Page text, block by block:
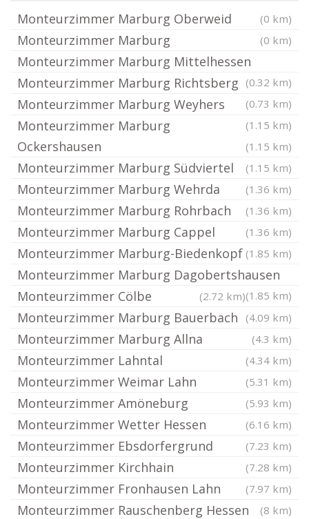
Monteurzimmer Marburg Oberweid (0 km)
Monteurzimmer Marburg (0 km)
Monteurzimmer Marburg Mittelhessen
(0.32 km)
Monteurzimmer Marburg Richtsberg
(0.73 km)
Monteurzimmer Marburg Weyhers
(1.15 km)
Monteurzimmer Marburg
Ockershausen
(1.15 km)
Monteurzimmer Marburg Südviertel (1.15 km)
Monteurzimmer Marburg Wehrda (1.36 km)
Monteurzimmer Marburg Rohrbach (1.36 km)
Monteurzimmer Marburg Cappel (1.36 km)
Monteurzimmer Marburg-Biedenkopf (1.85 km)
Monteurzimmer Marburg Dagobertshausen
(1.85 km)
Monteurzimmer Cölbe (2.72 km)
Monteurzimmer Marburg Bauerbach (4.09 km)
Monteurzimmer Marburg Allna (4.3 km)
Monteurzimmer Lahntal (4.34 km)
Monteurzimmer Weimar Lahn (5.31 km)
Monteurzimmer Amöneburg (5.93 km)
Monteurzimmer Wetter Hessen (6.16 km)
Monteurzimmer Ebsdorfergrund (7.23 km)
Monteurzimmer Kirchhain (7.28 km)
Monteurzimmer Fronhausen Lahn (7.97 km)
Monteurzimmer Rauschenberg Hessen (8 km)